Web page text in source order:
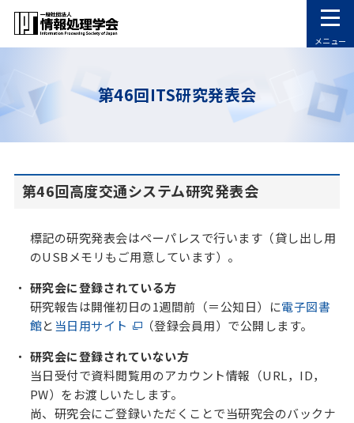
メニュー
第46回ITS研究発表会
第46回高度交通システム研究発表会
標記の研究発表会はペーパレスで行います（貸し出し用
のUSBメモリもご用意しています）。
研究会に登録されている方
研究報告は開催初日の1週間前（＝公知日）に電子図書
館と 当日用サイト
（登録会員用）で公開します。
研究会に登録されていない方
当日受付で資料閲覧用のアカウント情報（URL，ID，
PW）をお渡しいたします。
尚、研究会にご登録いただくことで当研究会のバックナ